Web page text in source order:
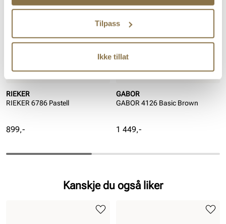
Tilpass
Ikke tillat
RIEKER
RIEKER 6786 Pastell
Pris
899,-
GABOR
GABOR 4126 Basic Brown
Pris
1 449,-
Kanskje du også liker